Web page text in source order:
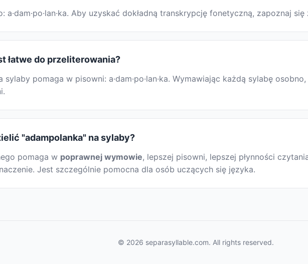
a·dam·po·lan·ka. Aby uzyskać dokładną transkrypcję fonetyczną, zapoznaj
łatwe do przeliterowania?
sylaby pomaga w pisowni: a·dam·po·lan·ka. Wymawiając każdą sylabę
"adampolanka" na sylaby?
pomaga w poprawnej wymowie, lepszej pisowni, lepszej płynności
Jest szczególnie pomocna dla osób uczących się języka.
© 2026 separasyllable.com. All rights reserved.